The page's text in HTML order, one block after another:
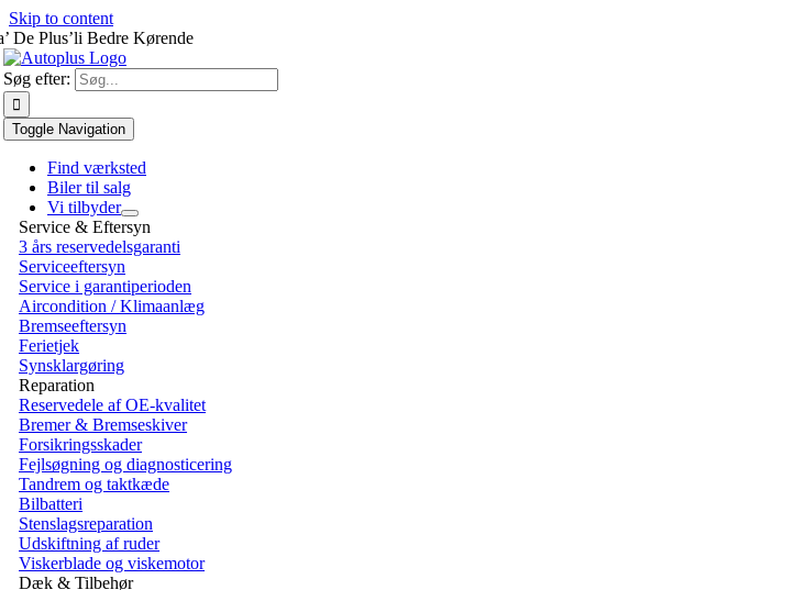
Skip to content
De Plus’li Bedre Kørende
Søg efter:
Toggle Navigation
Find værksted
Biler til salg
Vi tilbyder
Service & Eftersyn
3 års reservedelsgaranti
Serviceeftersyn
Service i garantiperioden
Aircondition / Klimaanlæg
Bremseeftersyn
Ferietjek
Synsklargøring
Reparation
Reservedele af OE-kvalitet
Bremer & Bremseskiver
Forsikringsskader
Fejlsøgning og diagnosticering
Tandrem og taktkæde
Bilbatteri
Stenslagsreparation
Udskiftning af ruder
Viskerblade og viskemotor
Dæk & Tilbehør